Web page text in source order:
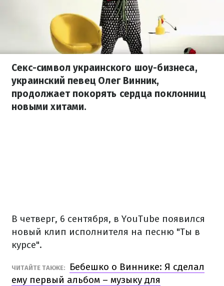
Секс-символ украинского шоу-бизнеса,
украинский певец Олег Винник,
продолжает покорять сердца поклонниц
новыми хитами.
В четверг, 6 сентября, в YouTube появился
новый клип исполнителя на песню "Ты в
курсе".
ЧИТАЙТЕ ТАКЖЕ:
Бебешко о Виннике: Я сделал
ему первый альбом – музыку для